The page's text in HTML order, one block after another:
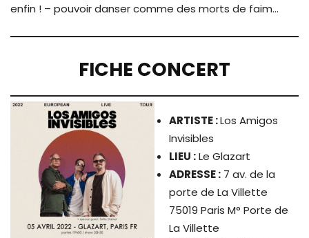
enfin ! – pouvoir danser comme des morts de faim…
FICHE CONCERT
ARTISTE :Los Amigos
Invisibles
LIEU :Le Glazart
ADRESSE : 7 av. de la
porte de La Villette
75019 Paris M° Porte de
La Villette